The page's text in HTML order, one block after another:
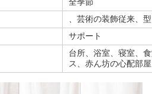
、芸術の装飾従来、
サポート
台所、浴室、寝室、
ス、赤ん坊の心配部